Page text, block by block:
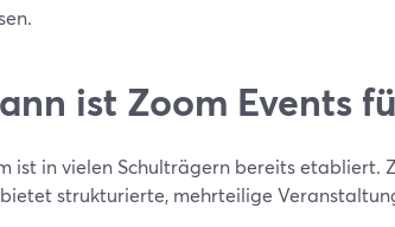
ist Zoom Events
ist in vielen Schulträgern bereits etabliert.
strukturierte, mehrteilige